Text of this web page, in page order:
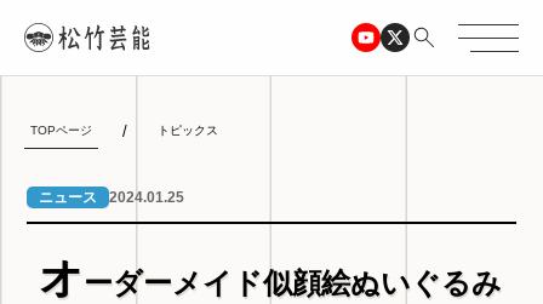
TOPページ トピックス
ニュース 2024.01.25
オーダーメイド似顔絵ぬいぐるみ